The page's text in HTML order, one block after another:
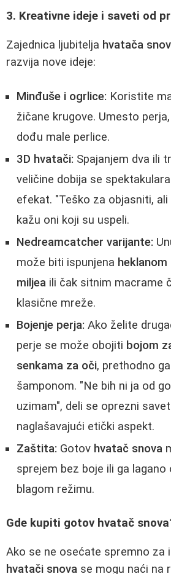
3. Kreativne ideje i saveti od
Zajednica ljubitelja hvatača
razvija nove ideje:
Minđuše i ogrlice: Koristite
žičane krugove. Umesto
dođu male perlice.
3D hvatači: Spajanjem dva ili
veličine dobija se
efekat. "Teško za objasniti,
kažu oni koji su uspeli.
Nedreamcatcher varijante:
može biti ispunjena
miljea ili čak sitnim macrame
klasične mreže.
Bojenje perja: Ako želite
perje se može obojiti bojom
senkama za oči, prethodno
šamponom. "Ne bih ni ja od
uzimam", deli se oprezni
naglašavajući etički aspekt.
Zaštita: Gotov hvatač snova
sprejem bez boje ili ga
blagom režimu.
Gde kupiti gotov hvatač
Ako se ne osećate spremno za
hvatači snova se mogu naći na